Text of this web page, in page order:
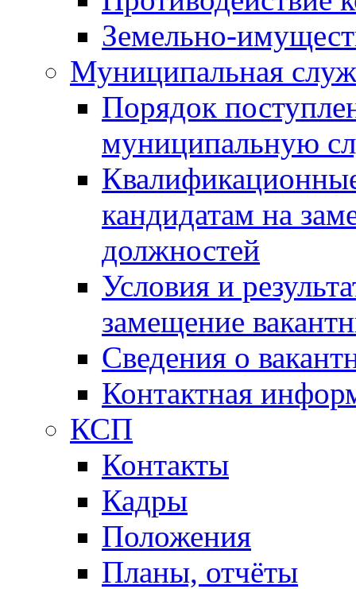
Земельно-
Муниципальная
Порядок
муниципальную
кандидатам на
должностей
Условия и
замещение
Сведения о
Контактная
КСП
Контакты
Кадры
Положения
Планы, отчёты